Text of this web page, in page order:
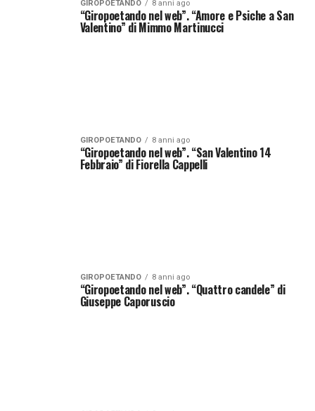
GIROPOETANDO 8 anni ago
“Giropoetando nel web”. “Amore e Psiche a San
Valentino” di Mimmo Martinucci
GIROPOETANDO 8 anni ago
“Giropoetando nel web”. “San Valentino 14
Febbraio” di Fiorella Cappelli
GIROPOETANDO 8 anni ago
“Giropoetando nel web”. “Quattro candele” di
Giuseppe Caporuscio